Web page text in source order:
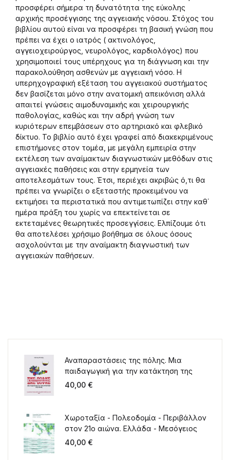
προσφέρει σήμερα τη δυνατότητα της εύκολης
αρχικής προσέγγισης της αγγειακής νόσου. Στόχος του
βιβλίου αυτού είναι να προσφέρει τη βασική γνώση που
πρέπει να έχει ο ιατρός ( ακτινολόγος,
αγγειοχειρούργος, νευρολόγος, καρδιολόγος) που
χρησιμοποιεί τους υπέρηχους για τη διάγνωση και την
παρακολούθηση ασθενών με αγγειακή νόσο. Η
υπερηχογραφική εξέταση του αγγειακού συστήματος
δεν βασίζεται μόνο στην ανατομική απεικόνιση αλλά
απαιτεί γνώσεις αιμοδυναμικής και χειρουργικής
παθολογίας, καθώς και την αδρή γνώση των
κυριότερων επεμβάσεων στο αρτηριακό και φλεβικό
δίκτυο. Το βιβλίο αυτό έχει γραφεί από διακεκριμένους
επιστήμονες στον τομέα, με μεγάλη εμπειρία στην
εκτέλεση των αναίμακτων διαγνωστικών μεθόδων στις
αγγειακές παθήσεις και στην ερμηνεία των
αποτελεσμάτων τους. Έτσι, περιέχει ακριβώς ό,τι θα
πρέπει να γνωρίζει ο εξεταστής προκειμένου να
εκτιμήσει τα περιστατικά που αντιμετωπίζει στην καθ΄
ημέρα πράξη του χωρίς να επεκτείνεται σε
εκτεταμένες θεωρητικές προσεγγίσεις. Ελπίζουμε ότι
θα αποτελέσει χρήσιμο βοήθημα σε όλους όσους
ασχολούνται με την αναίμακτη διαγνωστική των
αγγειακών παθήσεων.
Αναπαραστάσεις της πόλης. Μια
παιδαγωγική για την κατάκτηση της
πόλης
40,00 €
Χωροταξία - Πολεοδομία - Περιβάλλον
στον 21ο αιώνα. Ελλάδα - Μεσόγειος
40,00 €